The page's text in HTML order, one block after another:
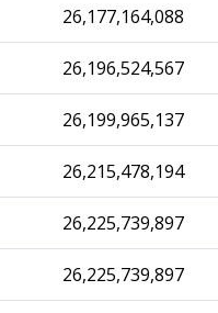
26,177,164,088
26,196,524,567
26,199,965,137
26,215,478,194
26,225,739,897
26,225,739,897